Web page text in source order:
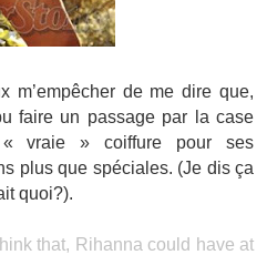
m’empêcher de me dire que,
faire un passage par la case
vraie » coiffure pour ses
plus que spéciales. (Je dis ça
quoi?).
that, Rihanna could have at